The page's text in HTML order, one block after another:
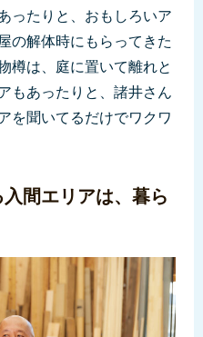
ったりと、おもしろいア
の解体時にもらってきた
樽は、庭に置いて離れと
もあったりと、諸井さん
を聞いてるだけでワクワ
間エリアは、暮ら